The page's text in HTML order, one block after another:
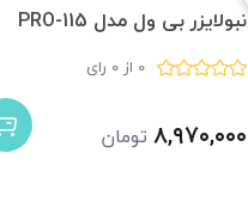
نبولایزر بی ول مدل PRO-115
0 از 0 رای
۸,۹۷۰,۰۰۰ تومان